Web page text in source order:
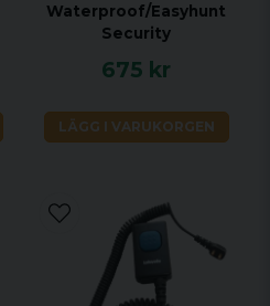
Waterproof/Easyhunt
Security
675 kr
LÄGG I VARUKORGEN